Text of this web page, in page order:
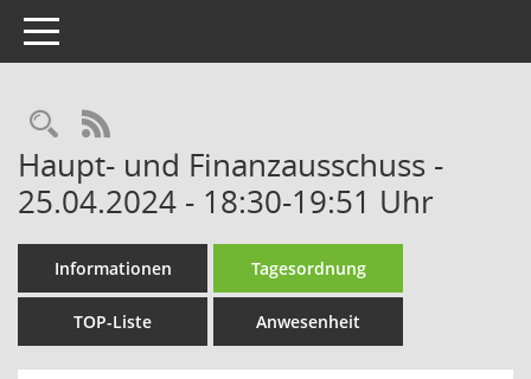
Toggle navigation
Rechercheauswahl
RSS-Feed
Haupt- und Finanzausschuss -
25.04.2024 - 18:30-19:51 Uhr
Informationen Tagesordnung
TOP-Liste Anwesenheit